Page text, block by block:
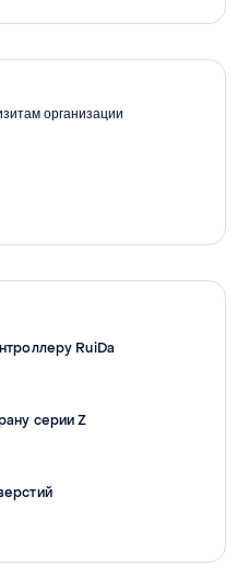
организации
RuiDa
серии Z